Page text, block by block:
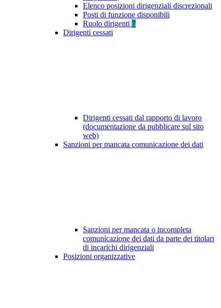
Elenco posizioni dirigenziali discrezionali
Posti di funzione disponibili
Ruolo dirigenti 7
Dirigenti cessati
Dirigenti cessati dal rapporto di lavoro
(documentazione da pubblicare sul sito
web)
Sanzioni per mancata comunicazione dei dati
Sanzioni per mancata o incompleta
comunicazione dei dati da parte dei titolari
di incarichi dirigenziali
Posizioni organizzative